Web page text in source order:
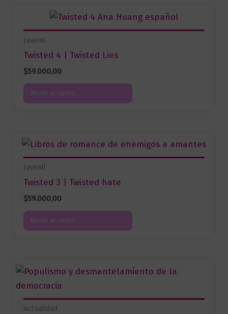
Juvenil
Twisted 4 | Twisted Lies
$59.000,00
Añadir al carrito
Juvenil
Twisted 3 | Twisted hate
$59.000,00
Añadir al carrito
Actualidad